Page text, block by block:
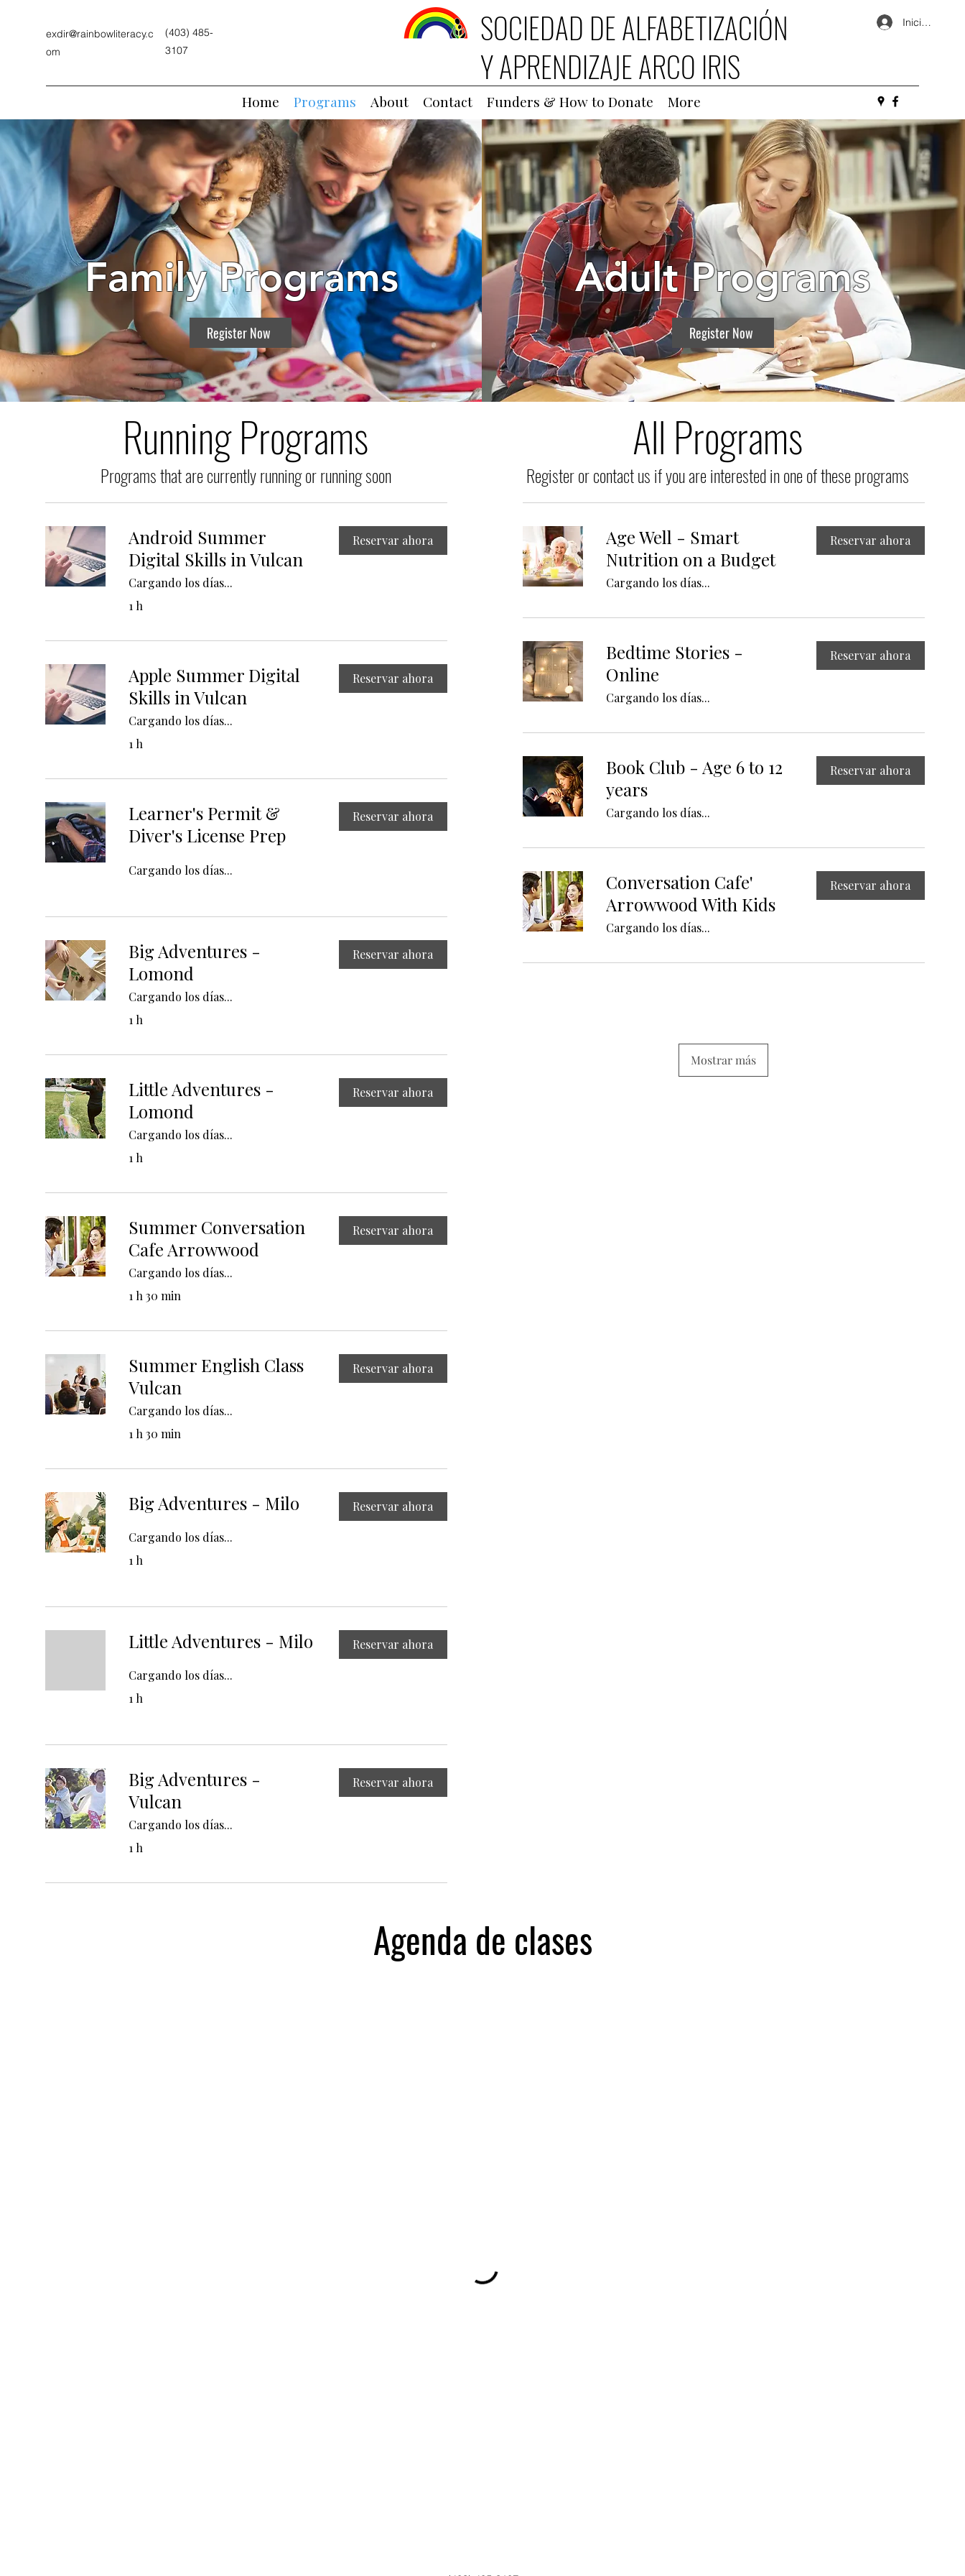
exdir@rainbowliteracy.c
om
(403) 485-
3107
SOCIEDAD DE ALFABETIZACIÓN
Y APRENDIZAJE ARCO IRIS
Iniciar sesión
Home Programs About Contact Funders & How to Donate More
Family Programs
Register Now
Adult Programs
Register Now
Running Programs
Programs that are currently running or running soon
Android Summer
Digital Skills in Vulcan
Cargando los días...
1 h
Reservar ahora
Apple Summer Digital
Skills in Vulcan
Cargando los días...
1 h
Reservar ahora
Learner's Permit &
Diver's License Prep
Cargando los días...
Reservar ahora
Big Adventures -
Lomond
Cargando los días...
1 h
Reservar ahora
Little Adventures -
Lomond
Cargando los días...
1 h
Reservar ahora
Summer Conversation
Cafe Arrowwood
Cargando los días...
1 h 30 min
Reservar ahora
Summer English Class
Vulcan
Cargando los días...
1 h 30 min
Reservar ahora
Big Adventures - Milo
Cargando los días...
1 h
Reservar ahora
Little Adventures - Milo
Cargando los días...
1 h
Reservar ahora
Big Adventures -
Vulcan
Cargando los días...
1 h
Reservar ahora
All Programs
Register or contact us if you are interested in one of these programs
Age Well - Smart
Nutrition on a Budget
Cargando los días...
Reservar ahora
Bedtime Stories -
Online
Cargando los días...
Reservar ahora
Book Club - Age 6 to 12
years
Cargando los días...
Reservar ahora
Conversation Cafe'
Arrowwood With Kids
Cargando los días...
Reservar ahora
Mostrar más
Agenda de clases